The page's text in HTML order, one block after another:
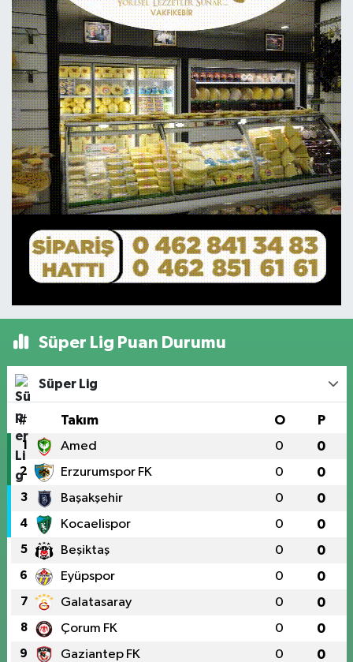
Süper Lig Puan Durumu
Süper Lig
# Takım O P
1 Amed 0 0
2 Erzurumspor FK 0 0
3 Başakşehir 0 0
4 Kocaelispor 0 0
5 Beşiktaş 0 0
6 Eyüpspor 0 0
7 Galatasaray 0 0
8 Çorum FK 0 0
9 Gaziantep FK 0 0